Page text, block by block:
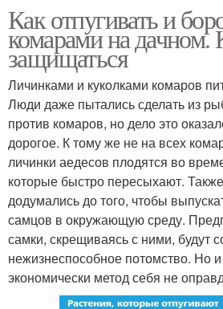
Как отпугивать и
комарами на дачном.
защищаться
Личинками и куколками комаров
Люди даже пытались сделать из
против комаров, но дело это
дорогое. К тому же не на всех
личинки аедесов плодятся во
которые быстро пересыхают.
додумались до того, чтобы
самцов в окружающую среду.
самки, скрещиваясь с ними, будут
нежизнеспособное потомство. Но
экономически метод себя не